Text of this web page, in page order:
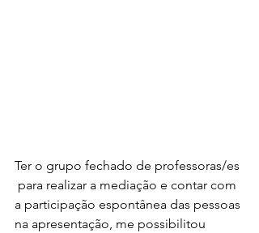
Ter o grupo fechado de professoras/es
para realizar a mediação e contar com
a participação espontânea das pessoas
na apresentação, me possibilitou